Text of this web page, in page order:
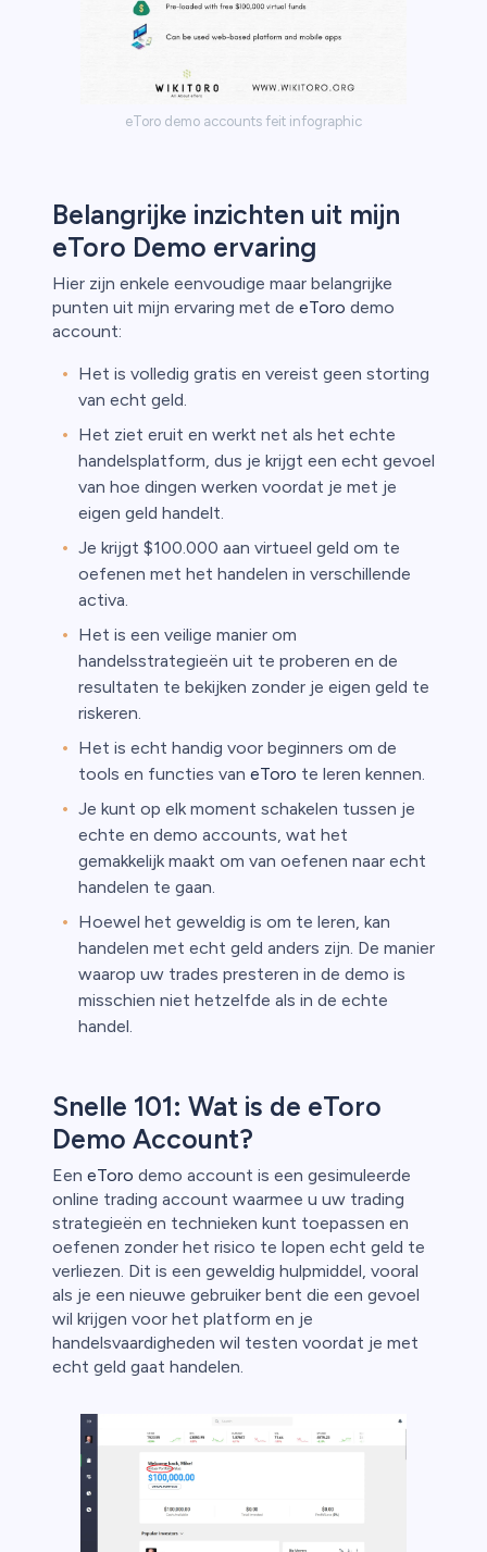
eToro demo accounts feit infographic
Belangrijke inzichten uit mijn
eToro Demo ervaring
Hier zijn enkele eenvoudige maar belangrijke
punten uit mijn ervaring met de eToro demo
account:
Het is volledig gratis en vereist geen storting
van echt geld.
Het ziet eruit en werkt net als het echte
handelsplatform, dus je krijgt een echt gevoel
van hoe dingen werken voordat je met je
eigen geld handelt.
Je krijgt $100.000 aan virtueel geld om te
oefenen met het handelen in verschillende
activa.
Het is een veilige manier om
handelsstrategieën uit te proberen en de
resultaten te bekijken zonder je eigen geld te
riskeren.
Het is echt handig voor beginners om de
tools en functies van eToro te leren kennen.
Je kunt op elk moment schakelen tussen je
echte en demo accounts, wat het
gemakkelijk maakt om van oefenen naar echt
handelen te gaan.
Hoewel het geweldig is om te leren, kan
handelen met echt geld anders zijn. De manier
waarop uw trades presteren in de demo is
misschien niet hetzelfde als in de echte
handel.
Snelle 101: Wat is de eToro
Demo Account?
Een eToro demo account is een gesimuleerde
online trading account waarmee u uw trading
strategieën en technieken kunt toepassen en
oefenen zonder het risico te lopen echt geld te
verliezen. Dit is een geweldig hulpmiddel, vooral
als je een nieuwe gebruiker bent die een gevoel
wil krijgen voor het platform en je
handelsvaardigheden wil testen voordat je met
echt geld gaat handelen.